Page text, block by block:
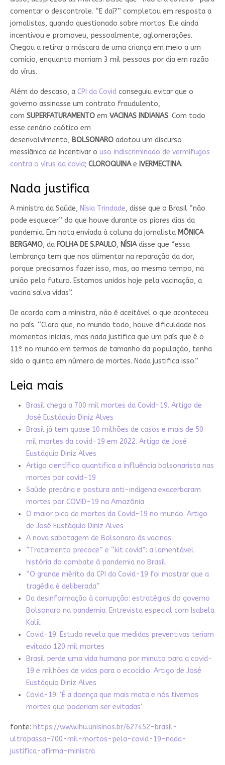
comentar o descontrole. “E daí?” completou em resposta a
jornalistas, quando questionado sobre mortos. Ele ainda
incentivou e promoveu, pessoalmente, aglomerações.
Chegou a retirar a máscara de uma criança em meio a um
comício, enquanto morriam 3 mil pessoas por dia em razão
do vírus.
Além do descaso, a CPI da Covidconseguiu evitar que o
governo assinasse um contrato fraudulento,
com SUPERFATURAMENTOem VACINAS INDIANAS. Com todo
esse cenário caótico em
desenvolvimento, BOLSONAROadotou um discurso
messiânico de incentivar o uso indiscriminado de vermífugos
contra o vírus da covid; CLOROQUINAe IVERMECTINA.
Nada justifica
A ministra da Saúde, Nísia Trindade, disse que o Brasil “não
pode esquecer” do que houve durante os piores dias da
pandemia. Em nota enviada à coluna da jornalista MÔNICA
BERGAMO, da FOLHA DE S.PAULO, NÍSIAdisse que “essa
lembrança tem que nos alimentar na reparação da dor,
porque precisamos fazer isso, mas, ao mesmo tempo, na
união pelo futuro. Estamos unidos hoje pela vacinação, a
vacina salva vidas”.
De acordo com a ministra, não é aceitável o que aconteceu
no país. “Claro que, no mundo todo, houve dificuldade nos
momentos iniciais, mas nada justifica que um país que é o
11º no mundo em termos de tamanho da população, tenha
sido o quinto em número de mortes. Nada justifica isso.”
Leia mais
Brasil chega a 700 mil mortes da Covid-19. Artigo de
José Eustáquio Diniz Alves
Brasil já tem quase 10 milhões de casos e mais de 50
mil mortes da covid-19 em 2022. Artigo de José
Eustáquio Diniz Alves
Artigo científico quantifica a influência bolsonarista nas
mortes por covid-19
Saúde precária e postura anti-indígena exacerbaram
mortes por COVID-19 na Amazônia
O maior pico de mortes da Covid-19 no mundo. Artigo
de José Eustáquio Diniz Alves
A nova sabotagem de Bolsonaro às vacinas
“Tratamento precoce” e “kit covid”: a lamentável
história do combate à pandemia no Brasil
“O grande mérito da CPI da Covid-19 foi mostrar que a
tragédia é deliberada”
Da desinformação à corrupção: estratégias do governo
Bolsonaro na pandemia. Entrevista especial com Isabela
Kalil
Covid-19: Estudo revela que medidas preventivas teriam
evitado 120 mil mortes
Brasil perde uma vida humana por minuto para a covid-
19 e milhões de vidas para o ecocídio. Artigo de José
Eustáquio Diniz Alves
Covid-19. ‘É a doença que mais mata e nós tivemos
mortes que poderiam ser evitadas’
fonte: https://www.ihu.unisinos.br/627452-brasil-
ultrapassa-700-mil-mortos-pela-covid-19-nada-
justifica-afirma-ministra